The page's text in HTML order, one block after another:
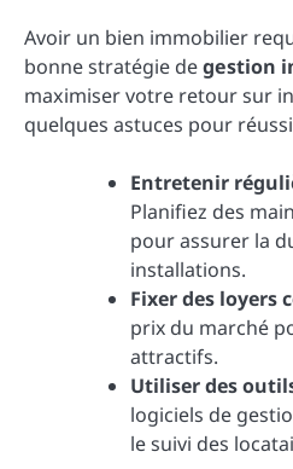
Avoir un bien immobilier
bonne stratégie degestion
maximiser votre retour sur
quelques astuces pour
Entretenir
Planifiez des
pour assurer la
installations.
Fixer des loyers
prix du marché
attractifs.
Utiliser des
logiciels de
le suivi des